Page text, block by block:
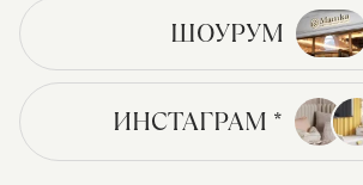
ШОУРУМ
ИНСТАГРАМ *